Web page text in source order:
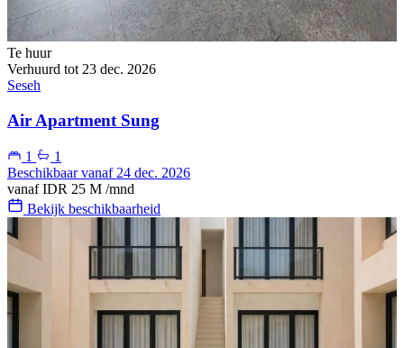
Te huur
Verhuurd tot 23 dec. 2026
Seseh
Air Apartment Sung
1
1
Beschikbaar vanaf 24 dec. 2026
vanaf IDR 25 M /mnd
Bekijk beschikbaarheid